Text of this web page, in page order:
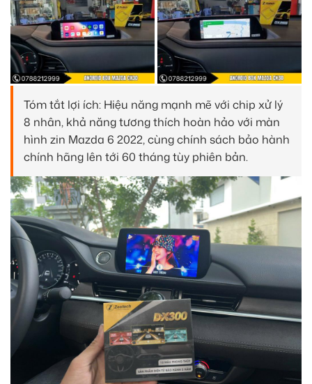
Tóm tắt lợi ích: Hiệu năng mạnh mẽ với chip xử lý
8 nhân, khả năng tương thích hoàn hảo với màn
hình zin Mazda 6 2022, cùng chính sách bảo hành
chính hãng lên tới 60 tháng tùy phiên bản.